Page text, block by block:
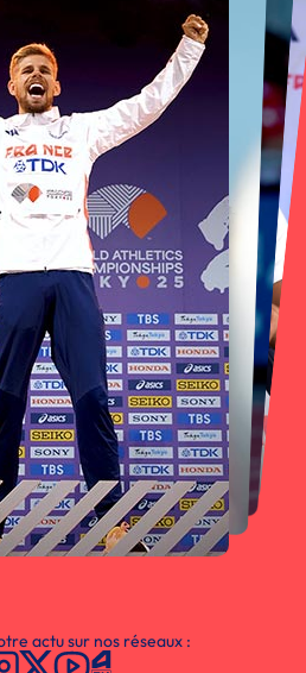
actu sur nos réseaux :